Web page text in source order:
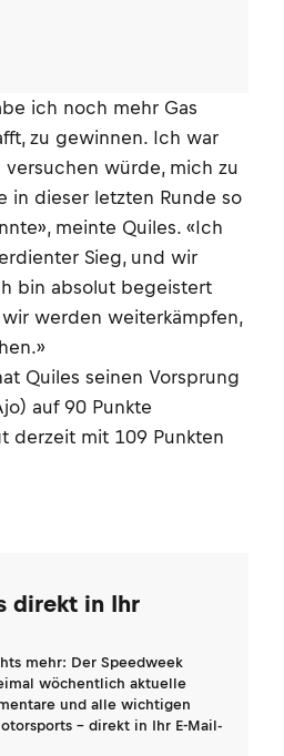
ich noch mehr Gas
zu gewinnen. Ich war
versuchen würde, mich zu
in dieser letzten Runde so
meinte Quiles. «Ich
Sieg, und wir
bin absolut begeistert
werden weiterkämpfen,
Quiles seinen Vorsprung
auf 90 Punkte
derzeit mit 109 Punkten
direkt in Ihr
mehr: Der Speedweek
wöchentlich aktuelle
und alle wichtigen
- direkt in Ihr E-Mail-